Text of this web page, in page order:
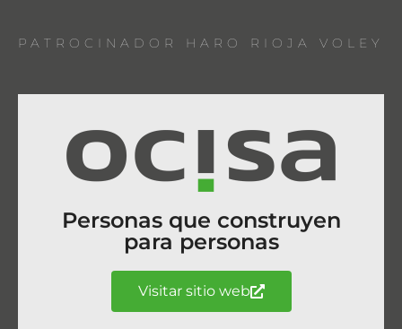
PATROCINADOR HARO RIOJA VOLEY
Personas que construyen
para personas
Visitar sitio web